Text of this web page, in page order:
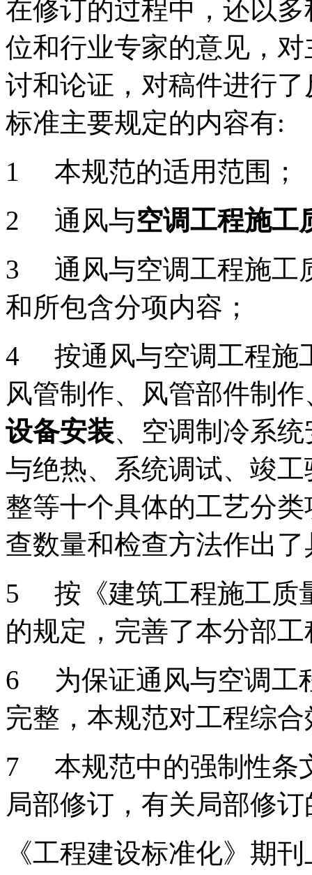
在修订的过程中，还以
位和行业专家的意见，
讨和论证，对稿件进行
标准主要规定的内容有:
1 本规范的适用范围；
2 通风与空调工程施工
3 通风与空调工程施工
和所包含分项内容；
4 按通风与空调工程施
风管制作、风管部件制
设备安装、空调制冷系
与绝热、系统调试、竣
整等十个具体的工艺分
查数量和检查方法作出
5 按《建筑工程施工质
的规定，完善了本分部
6 为保证通风与空调工
完整，本规范对工程综
7 本规范中的强制性条
局部修订，有关局部修
《工程建设标准化》期